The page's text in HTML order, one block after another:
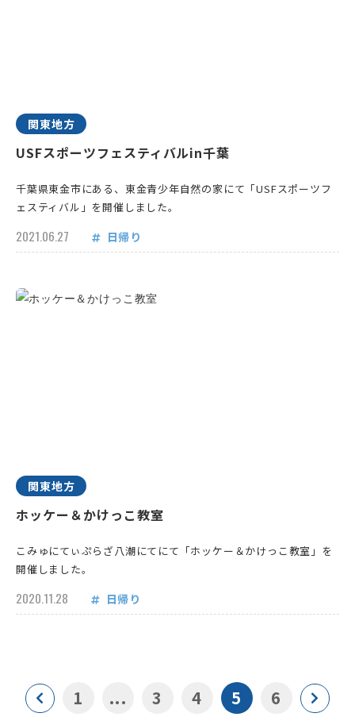
関東地方
USFスポーツフェスティバルin千葉
千葉県東金市にある、東金青少年自然の家にて「USFスポーツフ
ェスティバル」を開催しました。
2021.06.27 日帰り
関東地方
ホッケー＆かけっこ教室
こみゅにてぃぷらざ八潮にてにて「ホッケー＆かけっこ教室」を
開催しました。
2020.11.28 日帰り
1 ... 3 4 5 6